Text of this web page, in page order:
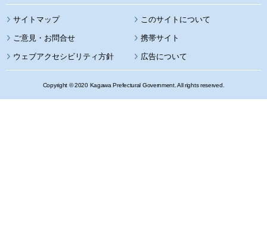
サイトマップ このサイトについて
携帯サイト
ウェブアクセシビリティ方針 広告について
Copyright © 2020 Kagawa Prefectural Government. All rights reserved.